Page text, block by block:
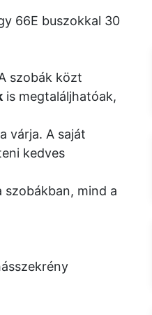
66E buszokkal 30
szobák közt
is megtaláljhatóak,
várja. A saját
kedves
szobákban, mind a